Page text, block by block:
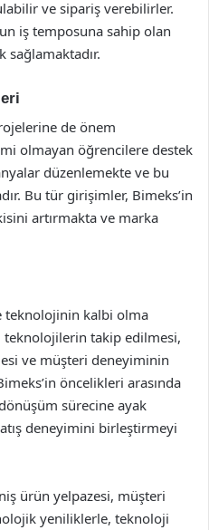
ve sipariş verebilirler.
iş temposuna sahip olan
sağlamaktadır.
de önem
olmayan öğrencilere destek
düzenlemekte ve bu
Bu tür girişimler, Bimeks’in
artırmakta ve marka
teknolojinin kalbi olma
teknolojilerin takip edilmesi,
ve müşteri deneyiminin
öncelikleri arasında
sürecine ayak
deneyimini birleştirmeyi
ürün yelpazesi, müşteri
yeniliklerle, teknoloji